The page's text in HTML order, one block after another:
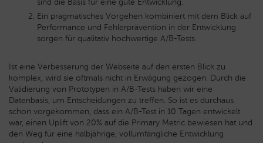
Ein pragmatisches Vorgehen kombiniert mit dem Blick auf
Performance und Fehlerprävention in der Entwicklung
sorgen für qualitativ hochwertige A/B-Tests.
Ist eine Verbesserung der Webseite auf den ersten Blick zu
komplex, wird sie oftmals nicht in Erwägung gezogen. Durch die
Validierung von Prototypen in A/B-Tests haben wir eine
Datenbasis, um Entscheidungen zu treffen. So ist es durchaus
schon vorgekommen, dass ein A/B-Test in 10 Tagen entwickelt
war, einen Uplift von 20% auf die Primary Metric bewiesen hat und
den Weg für eine halbjährige, vollumfängliche Entwicklung